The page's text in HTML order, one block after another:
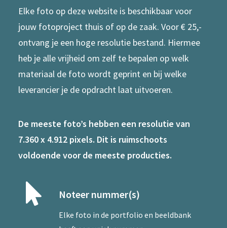
Elke foto op deze website is beschikbaar voor
jouw fotoproject thuis of op de zaak. Voor € 25,-
ontvang je een hoge resolutie bestand. Hiermee
heb je alle vrijheid om zelf te bepalen op welk
materiaal de foto wordt geprint en bij welke
leverancier je de opdracht laat uitvoeren.
De meeste foto’s hebben een resolutie van
7.360 x 4.912 pixels. Dit is ruimschoots
voldoende voor de meeste producties.
Noteer nummer(s)
Elke foto in de portfolio en beeldbank